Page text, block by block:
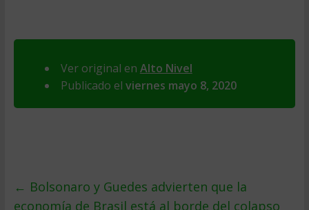
Ver original en Alto Nivel
Publicado el viernes mayo 8, 2020
← Bolsonaro y Guedes advierten que la
economía de Brasil está al borde del colapso